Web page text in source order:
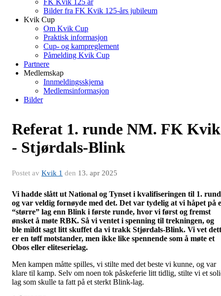
FK Kvik 125 år
Bilder fra FK Kvik 125-års jubileum
Kvik Cup
Om Kvik Cup
Praktisk informasjon
Cup- og kampreglement
Påmelding Kvik Cup
Partnere
Medlemskap
Innmeldingsskjema
Medlemsinformasjon
Bilder
Referat 1. runde NM. FK Kvik
- Stjørdals-Blink
Postet av Kvik 1 den 13. apr 2025
Vi hadde slått ut National og Tynset i kvalifiseringen til 1.
og var veldig fornøyde med det. Det var tydelig at vi håpet på
“større” lag enn Blink i første runde, hvor vi først og fremst
ønsket å møte RBK. Så vi ventet i spenning til trekningen, og
ble mildt sagt litt skuffet da vi trakk Stjørdals-Blink. Vi vet
er en tøff motstander, men ikke like spennende som å møte et
Obos eller eliteserielag.
Men kampen måtte spilles, vi stilte med det beste vi kunne, og var
klare til kamp. Selv om noen tok påskeferie litt tidlig, stilte vi et
lag som skulle ta fatt på et sterkt Blink-lag.